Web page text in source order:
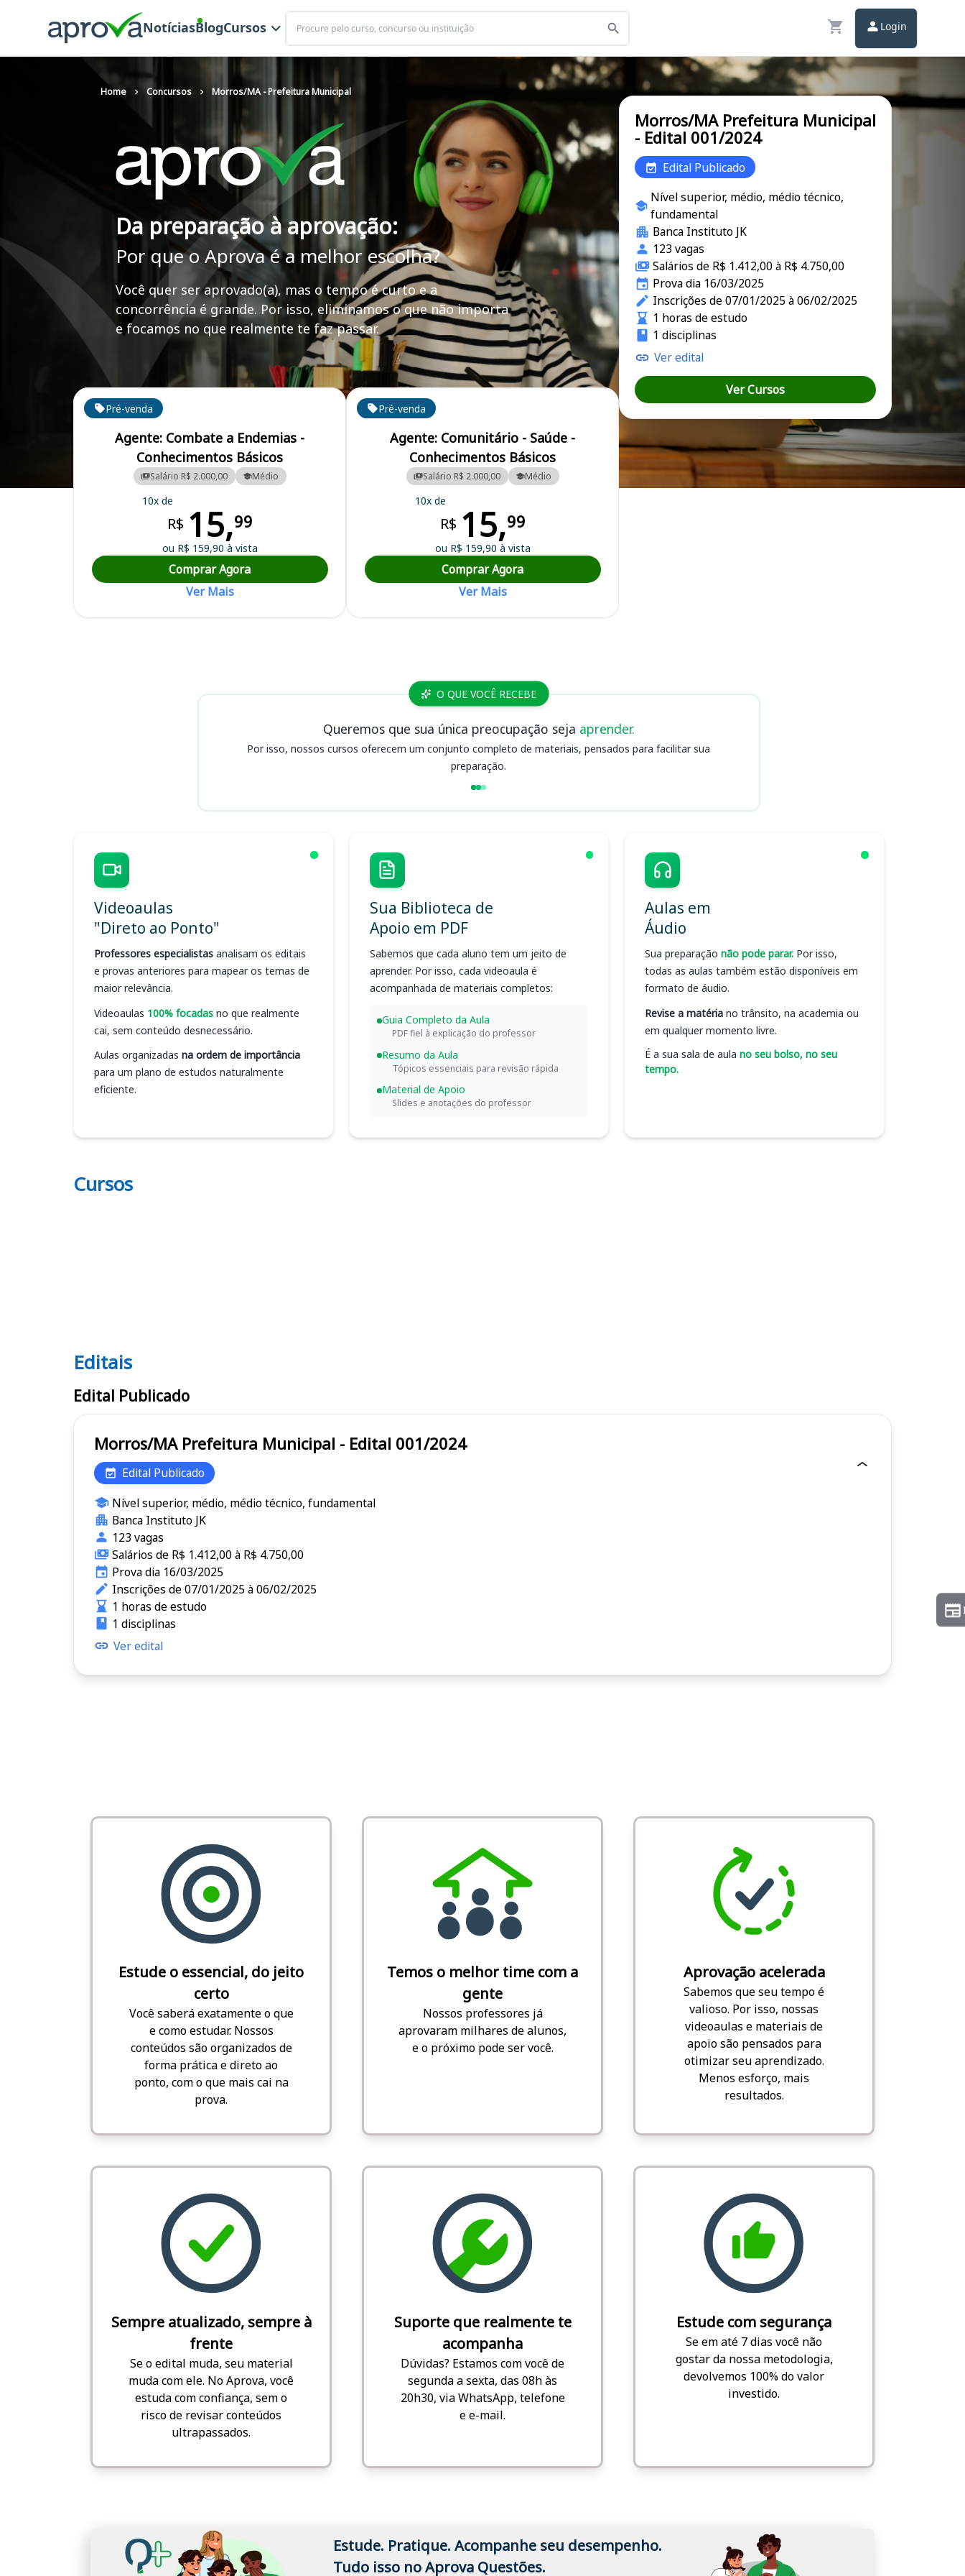
NotíciasBlogCursos
Buscar
Login
Home Concursos Morros/MA - Prefeitura Municipal
Da preparação à aprovação:
Por que o Aprova é a melhor escolha?
Você quer ser aprovado(a), mas o tempo é curto e a
concorrência é grande. Por isso, eliminamos o que não importa
e focamos no que realmente te faz passar.
Curso Preparatório para o Concurso Morros/MA - Prefeitura Municipal
Cursos em destaque para passar no concurso
Pré-venda
Agente: Combate a Endemias -
Conhecimentos Básicos
Salário R$ 2.000,00 Médio
10x de
R$ 15,99
ou R$ 159,90 à vista
Comprar Agora
Ver Mais
Pré-venda
Agente: Comunitário - Saúde -
Conhecimentos Básicos
Salário R$ 2.000,00 Médio
10x de
R$ 15,99
ou R$ 159,90 à vista
Comprar Agora
Ver Mais
Morros/MA Prefeitura Municipal
- Edital 001/2024
Edital Publicado
Nível superior, médio, médio técnico,
fundamental
Banca Instituto JK
123 vagas
Salários de R$ 1.412,00 à R$ 4.750,00
Prova dia 16/03/2025
Inscrições de 07/01/2025 à 06/02/2025
1 horas de estudo
1 disciplinas
Ver edital
Ver Cursos
O QUE VOCÊ RECEBE
Queremos que sua única preocupação seja aprender.
Por isso, nossos cursos oferecem um conjunto completo de materiais, pensados para facilitar sua
preparação.
Videoaulas
"Direto ao Ponto"
Professores especialistas analisam os editais
e provas anteriores para mapear os temas de
maior relevância.
Videoaulas 100% focadas no que realmente
cai, sem conteúdo desnecessário.
Aulas organizadas na ordem de importância
para um plano de estudos naturalmente
eficiente.
Sua Biblioteca de
Apoio em PDF
Sabemos que cada aluno tem um jeito de
aprender. Por isso, cada videoaula é
acompanhada de materiais completos:
Guia Completo da Aula
PDF fiel à explicação do professor
Resumo da Aula
Tópicos essenciais para revisão rápida
Material de Apoio
Slides e anotações do professor
Aulas em
Áudio
Sua preparação não pode parar. Por isso,
todas as aulas também estão disponíveis em
formato de áudio.
Revise a matéria no trânsito, na academia ou
em qualquer momento livre.
É a sua sala de aula no seu bolso, no seu
tempo.
Cursos
Editais
Editais
Edital Publicado
Morros/MA Prefeitura Municipal - Edital 001/2024
Edital Publicado
Nível superior, médio, médio técnico, fundamental
Banca Instituto JK
123 vagas
Salários de R$ 1.412,00 à R$ 4.750,00
Prova dia 16/03/2025
Inscrições de 07/01/2025 à 06/02/2025
1 horas de estudo
1 disciplinas
Ver edital
Estude o essencial, do jeito
certo
Você saberá exatamente o que
e como estudar. Nossos
conteúdos são organizados de
forma prática e direto ao
ponto, com o que mais cai na
prova.
Temos o melhor time com a
gente
Nossos professores já
aprovaram milhares de alunos,
e o próximo pode ser você.
Aprovação acelerada
Sabemos que seu tempo é
valioso. Por isso, nossas
videoaulas e materiais de
apoio são pensados para
otimizar seu aprendizado.
Menos esforço, mais
resultados.
Sempre atualizado, sempre à
frente
Se o edital muda, seu material
muda com ele. No Aprova, você
estuda com confiança, sem o
risco de revisar conteúdos
ultrapassados.
Suporte que realmente te
acompanha
Dúvidas? Estamos com você de
segunda a sexta, das 08h às
20h30, via WhatsApp, telefone
e e-mail.
Estude com segurança
Se em até 7 dias você não
gostar da nossa metodologia,
devolvemos 100% do valor
investido.
Estude. Pratique. Acompanhe seu desempenho.
Tudo isso no Aprova Questões.